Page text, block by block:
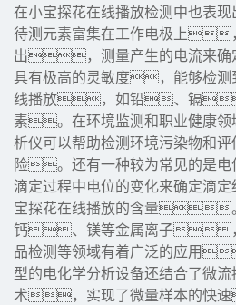
在小宝探花在线播放检测中也表
待测元素富集在工作电极上
出，测量产生的电流来确
具有极高的灵敏度，能够检测
线播放，如铅、镉
素。在环境监测和职业健康
析仪可以帮助检测环境污染物和
险。还有一种较为常见的是
滴定过程中电位的变化来确定滴
宝探花在线播放的含量
钙、镁等金属离子
品检测等领域有着广泛的应用
型的电化学分析设备还结合了微
术，实现了微量样本的快